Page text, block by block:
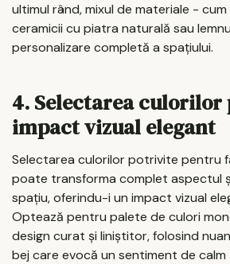
ultimul rând, mixul de materiale -
ceramicii cu piatra naturală sau
personalizare completă a spațiului.
4. Selectarea
impact vizual elegant
Selectarea culorilor potrivite pentru
poate transforma complet aspectul
spațiu, oferindu-i un impact vizual
Optează pentru palete de culori
design curat și liniștitor, folosind
bej care evocă un sentiment de